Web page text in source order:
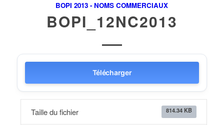
BOPI 2013 - NOMS COMMERCIAUX
BOPI_12NC2013
Télécharger
Taille du fichier 814.34 KB